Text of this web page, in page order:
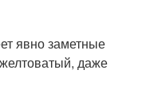
явно заметные
даже